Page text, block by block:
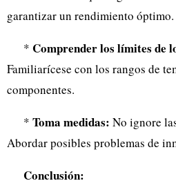
garantizar un rendimiento óptimo.
* Comprender los límites de
Familiarícese con los rangos de
componentes.
* Toma medidas: No ignore
Abordar posibles problemas de
Conclusión: